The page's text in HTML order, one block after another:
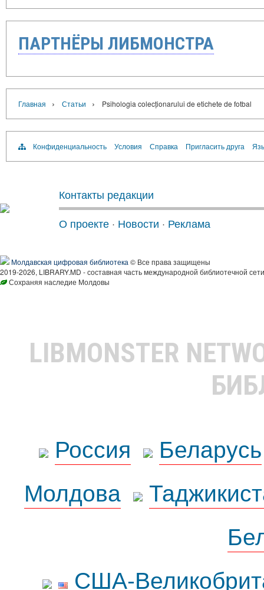
ПАРТНЁРЫ ЛИБМОНСТРА
Главная › Статьи › Psihologia colecționarului de etichete de fotbal
Конфиденциальность Условия Справка Пригласить друга
Контакты редакции
О проекте · Новости · Реклама
Молдавская цифровая библиотека © Все права защищены
2019-2026, LIBRARY.MD - составная часть международной библиотечной
Сохраняя наследие Молдовы
LIBMONSTER
Россия
Беларусь
Молдова
США-